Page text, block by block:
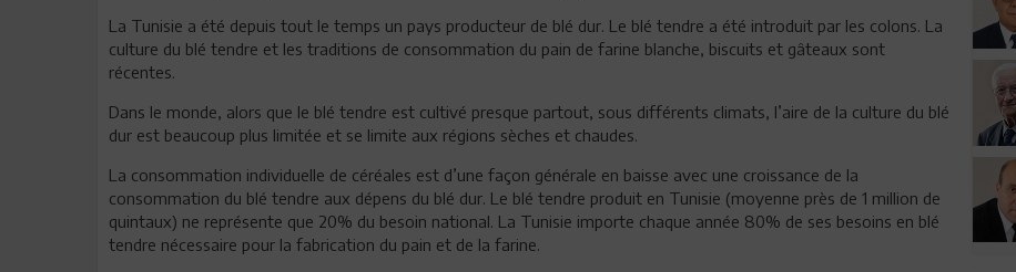
La Tunisie a été depuis tout le temps un pays producteur de blé dur. Le blé tendre a été introduit par les colons. La
culture du blé tendre et les traditions de consommation du pain de farine blanche, biscuits et gâteaux sont
récentes.
Dans le monde, alors que le blé tendre est cultivé presque partout, sous différents climats, l’aire de la culture du blé
dur est beaucoup plus limitée et se limite aux régions sèches et chaudes.
La consommation individuelle de céréales est d’une façon générale en baisse avec une croissance de la
consommation du blé tendre aux dépens du blé dur. Le blé tendre produit en Tunisie (moyenne près de 1 million de
quintaux) ne représente que 20% du besoin national. La Tunisie importe chaque année 80% de ses besoins en blé
tendre nécessaire pour la fabrication du pain et de la farine.